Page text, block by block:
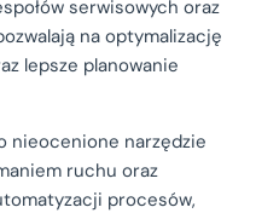
serwisowych oraz
na optymalizację
lepsze planowanie
nieocenione narzędzie
ruchu oraz
procesów,